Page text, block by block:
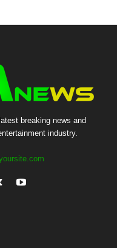
breaking news and
industry.